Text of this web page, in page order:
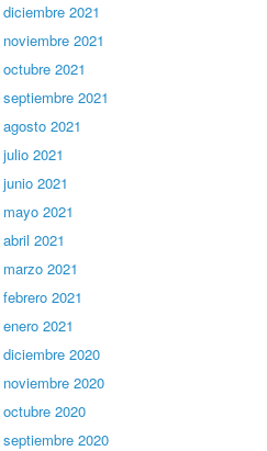
diciembre 2021
noviembre 2021
octubre 2021
septiembre 2021
agosto 2021
julio 2021
junio 2021
mayo 2021
abril 2021
marzo 2021
febrero 2021
enero 2021
diciembre 2020
noviembre 2020
octubre 2020
septiembre 2020